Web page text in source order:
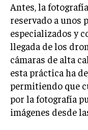
Antes, la
reservado a unos
especializados y
llegada de los
cámaras de alta
esta práctica ha
permitiendo que
por la fotografía
imágenes desde